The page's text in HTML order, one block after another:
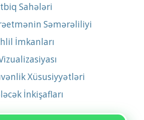
Sahələri
Səmərəliliyi
İmkanları
Xüsusiyyətləri
İnkişafları